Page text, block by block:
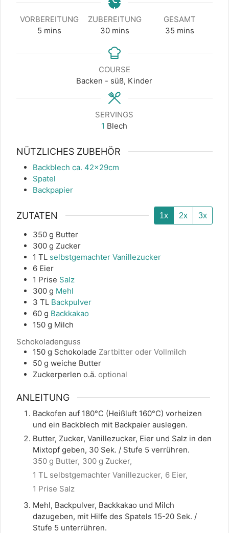
VORBEREITUNG
5minutes
mins
ZUBEREITUNG
30minutes
mins
GESAMT
35 minutes
mins
COURSE
Backen - süß, Kinder
SERVINGS
1 Blech
NÜTZLICHES ZUBEHÖR
Backblech ca. 42x29cm
Spatel
Backpapier
ZUTATEN 1x 2x 3x
350 g Butter
300 g Zucker
1 TL selbstgemachter Vanillezucker
6 Eier
1 Prise Salz
300 g Mehl
3 TL Backpulver
60 g Backkakao
150 g Milch
Schokoladenguss
150 g Schokolade Zartbitter oder Vollmilch
50 g weiche Butter
Zuckerperlen o.ä. optional
ANLEITUNG
Backofen auf 180°C (Heißluft 160°C) vorheizen
und ein Backblech mit Backpaier auslegen.
Butter, Zucker, Vanillezucker, Eier und Salz in den
Mixtopf geben, 30 Sek. / Stufe 5 verrühren.
350 g Butter, 300 g Zucker,
1 TL selbstgemachter Vanillezucker, 6 Eier,
1 Prise Salz
Mehl, Backpulver, Backkakao und Milch
dazugeben, mit Hilfe des Spatels 15-20 Sek. /
Stufe 5 unterrühren.